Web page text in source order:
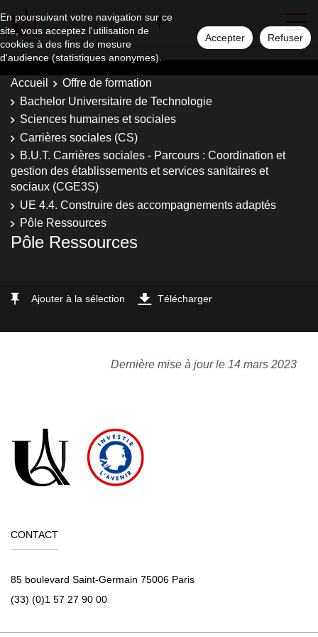
En poursuivant votre navigation sur ce
site, vous acceptez l'utilisation de
cookies à des fins de mesure
d'audience (statistiques anonymes).
Accepter Refuser
Accueil
Offre de formation
Bachelor Universitaire de Technologie
Sciences humaines et sociales
Carrières sociales (CS)
B.U.T. Carrières sociales - Parcours : Coordination et
gestion des établissements et services sanitaires et
sociaux (CGE3S)
UE 4.4. Construire des accompagnements adaptés
Pôle Ressources
Pôle Ressources
Ajouter à la sélection Télécharger
Dernière mise à jour le 14 mars 2023
CONTACT
85 boulevard Saint-Germain 75006 Paris
(33) (0)1 57 27 90 00